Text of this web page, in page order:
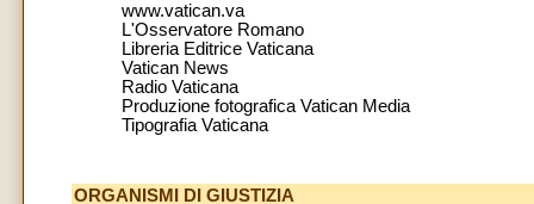
www.vatican.va
L'Osservatore Romano
Libreria Editrice Vaticana
Vatican News
Radio Vaticana
Produzione fotografica Vatican Media
Tipografia Vaticana
ORGANISMI DI GIUSTIZIA